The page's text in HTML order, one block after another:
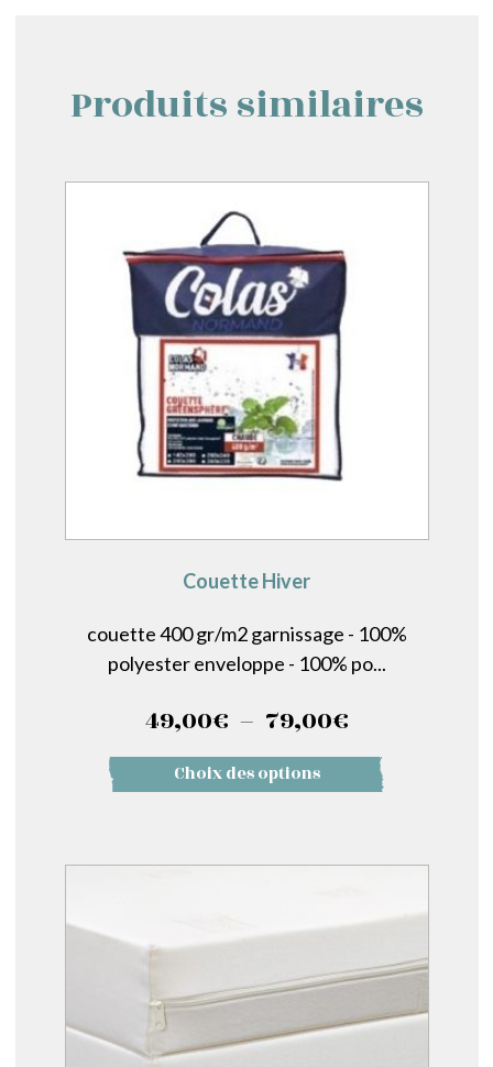
Produits similaires
Couette Hiver
couette 400 gr/m2 garnissage - 100%
polyester enveloppe - 100% po...
49,00€ – 79,00€Plage
de
prix :
à
79,00€
Choix des options
plusieurs
Les
peuvent
être